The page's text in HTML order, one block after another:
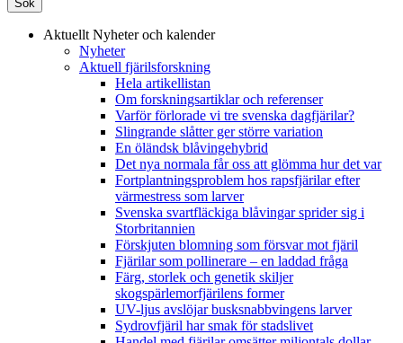
Aktuellt Nyheter och kalender
Nyheter
Aktuell fjärilsforskning
Hela artikellistan
Om forskningsartiklar och referenser
Varför förlorade vi tre svenska dagfjärilar?
Slingrande slåtter ger större variation
En öländsk blåvingehybrid
Det nya normala får oss att glömma hur det var
Fortplantningsproblem hos rapsfjärilar efter
värmestress som larver
Svenska svartfläckiga blåvingar sprider sig i
Storbritannien
Förskjuten blomning som försvar mot fjäril
Fjärilar som pollinerare – en laddad fråga
Färg, storlek och genetik skiljer
skogspärlemorfjärilens former
UV-ljus avslöjar busksnabbvingens larver
Sydrovfjäril har smak för stadslivet